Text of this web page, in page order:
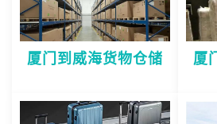
厦门到威海货物仓储 厦